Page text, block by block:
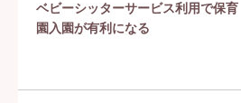
ベビーシッターサービス利用で保育
園入園が有利になる